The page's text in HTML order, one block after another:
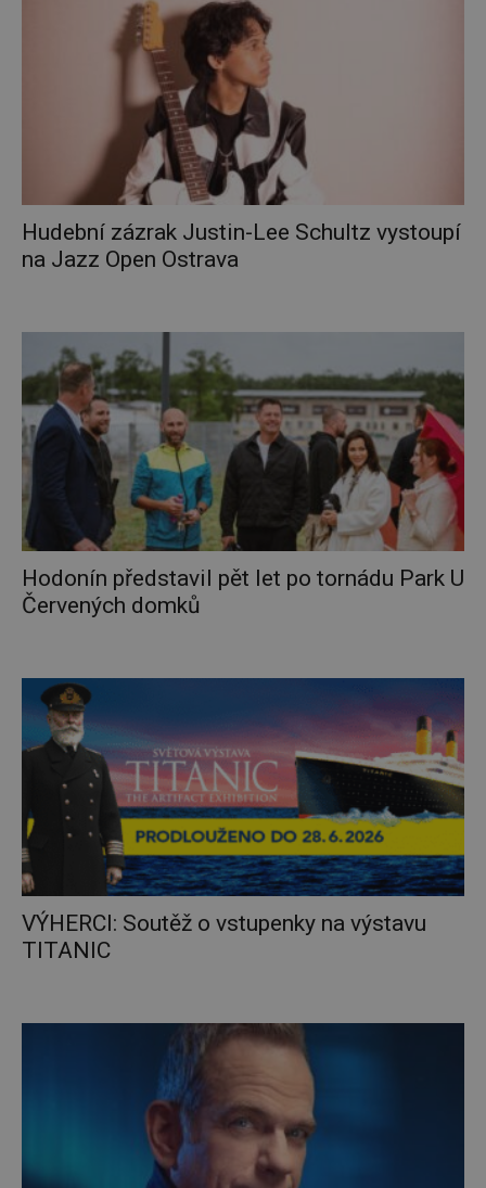
Hudební zázrak Justin-Lee Schultz vystoupí
na Jazz Open Ostrava
Hodonín představil pět let po tornádu Park U
Červených domků
VÝHERCI: Soutěž o vstupenky na výstavu
TITANIC